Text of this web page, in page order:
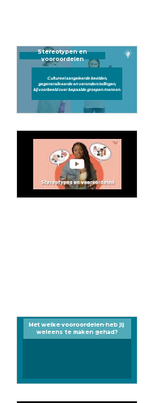
Stereotypen en
vooroordelen
Cultureel aangeleerde beelden,
gegeneraliseerde en veronderstellingen,
bijvoorbeeld over bepaalde groepen mensen.
Met welke vooroordelen heb jij weleens te maken gehad?
Met welke vooroordelen heb jij
weleens te maken gehad?